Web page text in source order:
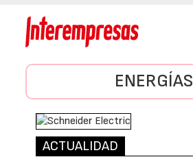
ENERGÍAS
ACTUALIDAD